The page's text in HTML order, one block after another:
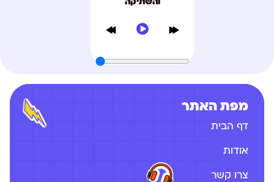
והשתיקה
מפת האתר
דף הבית
אודות
צרו קשר